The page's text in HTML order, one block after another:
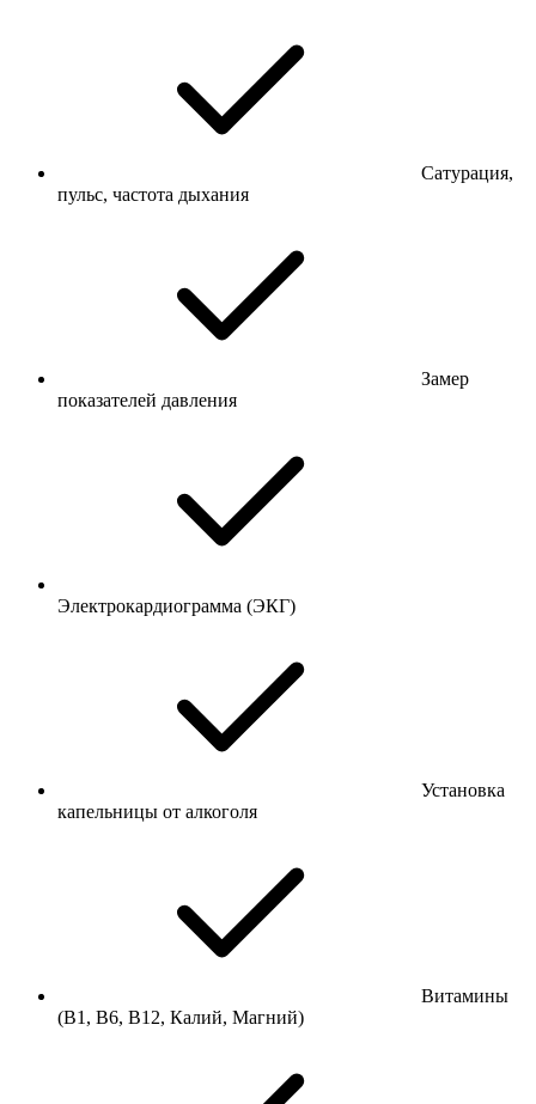
Сатурация,
пульс, частота дыхания
Замер
показателей давления
Электрокардиограмма (ЭКГ)
Установка
капельницы от алкоголя
Витамины
(В1, В6, В12, Калий, Магний)